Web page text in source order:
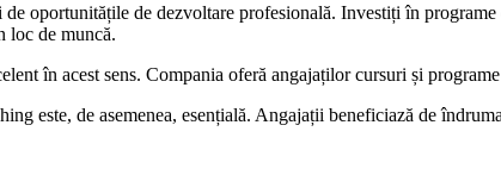
oportunitățile de dezvoltare profesională. Investiți în
loc de muncă.
în acest sens. Compania oferă angajaților cursuri și
este, de asemenea, esențială. Angajații beneficiază de